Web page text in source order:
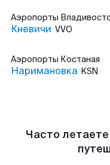
Аэропорты
Кневичи VVO
Аэропорты Костаная
Наримановка KSN
Часто